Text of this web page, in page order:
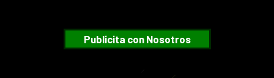
Publicita con Nosotros